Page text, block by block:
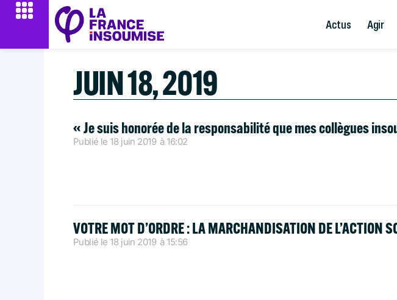
Actus Agir
JUIN 18, 2019
« Je suis honorée de la responsabilité que mes collègues
Publié le 18 juin 2019 à 16:02
VOTRE MOT D’ORDRE : LA MARCHANDISATION DE L’ACTION
Publié le 18 juin 2019 à 15:56